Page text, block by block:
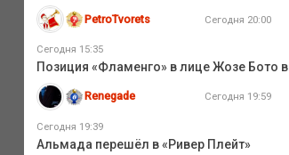
PetroTvorets Сегодня 20:00
Сегодня 15:35
Позиция «Фламенго» в лице Жозе Бото
Renegade Сегодня 19:59
Сегодня 19:39
Альмада перешёл в «Ривер Плейт»